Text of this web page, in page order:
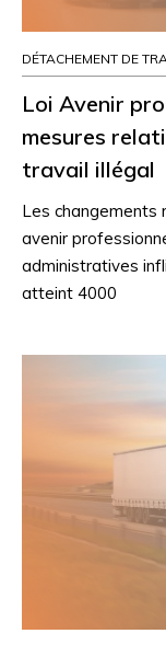
DÉTACHEMENT DE
Loi Avenir
mesures
travail illégal
Les changements
avenir
administratives
atteint 4000